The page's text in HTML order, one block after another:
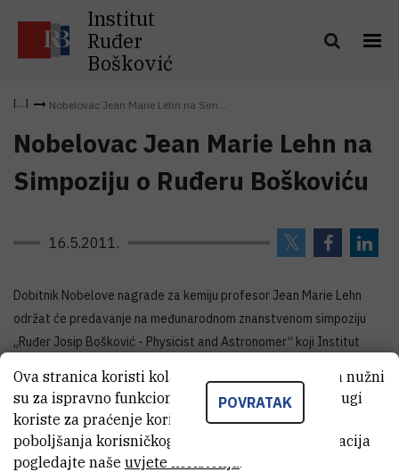
Institut
Ruđer
Bošković
Nobelovac Jean Marie Lehn na Sim...
Nobelovac Jean Marie Lehn na
Simpoziju o Ruđeru Boškoviću
16.5.2011.
Dobitnik Nobelove nagrade za kemiju profesor Jean Marie Lehn
održat će predavanje na međunarodnom znanstvenom simpoziju
„Ruđer Josip Bošković - Physicist and Astronomer“ koji Institut
Zagrebu i pod pokroviteljstvom Hrvatske akademije znanosti i
umjetnosti u čast proslave 300. godišnjice rođenja Ruđera
Boškovića. Profesor Lehn će u okviru simpozija održati prvo
predavanje iz serije „Ruđer Josip Bošković Lectures“, koju Institut
POVRATAK
Ova stranica koristi kolačiće. Neki od tih kolačića nužni
su za ispravno funkcioniranje stranice, dok se drugi
koriste za praćenje korištenja stranice radi
poboljšanja korisničkog iskustva. Za više informacija
pogledajte naše uvjete korištenja.